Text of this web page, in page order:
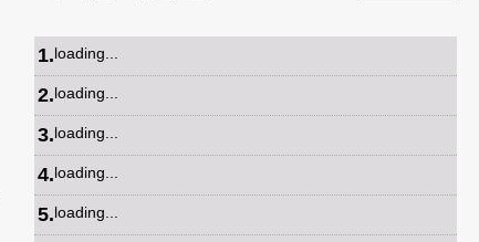
1.loading...
2.loading...
3.loading...
4.loading...
5.loading...